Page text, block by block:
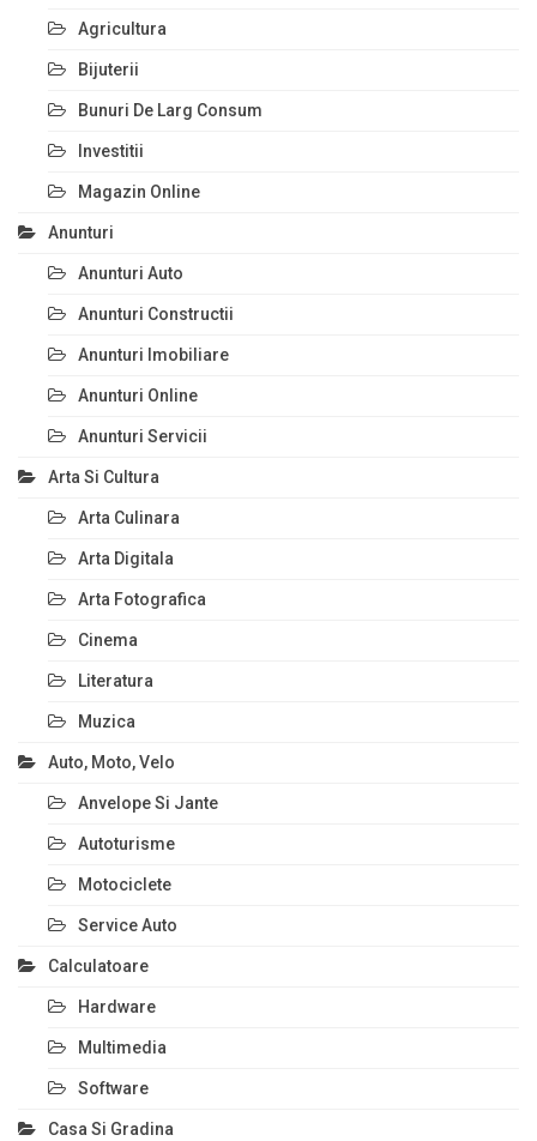
Agricultura
Bijuterii
Bunuri De Larg Consum
Investitii
Magazin Online
Anunturi
Anunturi Auto
Anunturi Constructii
Anunturi Imobiliare
Anunturi Online
Anunturi Servicii
Arta Si Cultura
Arta Culinara
Arta Digitala
Arta Fotografica
Cinema
Literatura
Muzica
Auto, Moto, Velo
Anvelope Si Jante
Autoturisme
Motociclete
Service Auto
Calculatoare
Hardware
Multimedia
Software
Casa Si Gradina